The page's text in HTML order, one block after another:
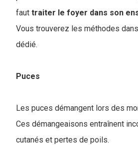
faut traiter le foyer dans son
Vous trouverez les méthodes
dédié.
Puces
Les puces démangent lors des
Ces démangeaisons entraînent
cutanés et pertes de poils.